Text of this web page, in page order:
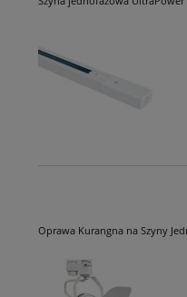
Oprawa Kurangna na Szyny